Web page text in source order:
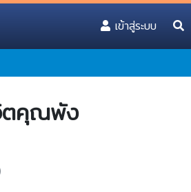
เข้าสู่ระบบ
ตคุณพัง